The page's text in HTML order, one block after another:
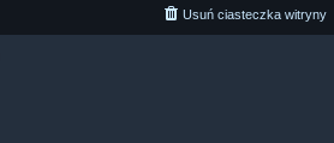
Usuń ciasteczka witryny